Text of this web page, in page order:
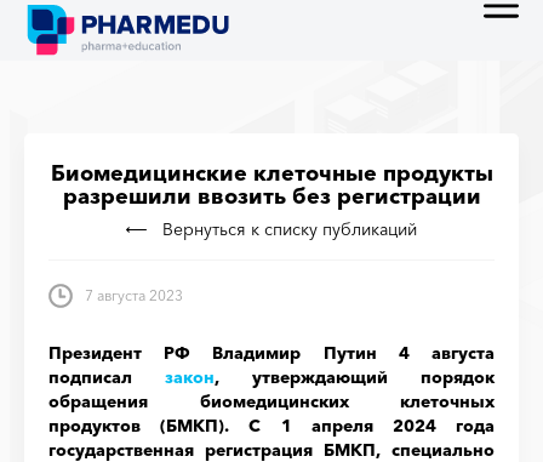
Биомедицинские клеточные продукты
разрешили ввозить без регистрации
Вернуться к списку публикаций
7 августа 2023
Президент РФ Владимир Путин 4 августа
подписал закон, утверждающий порядок
обращения биомедицинских клеточных
продуктов (БМКП). С 1 апреля 2024 года
государственная регистрация БМКП, специально